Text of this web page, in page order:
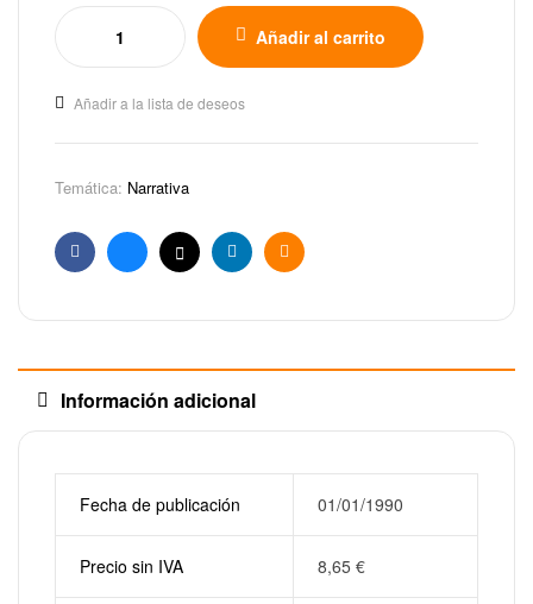
Añadir al carrito
Añadir a la lista de deseos
Temática: Narrativa
FacebookBlueskyX LinkedinEmail
Información adicional
Fecha de publicación 01/01/1990
Precio sin IVA 8,65 €